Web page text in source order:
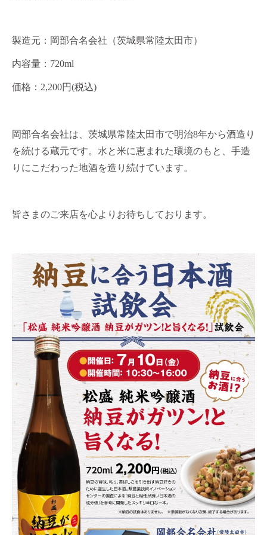
製造元：岡部合名会社（茨城県常陸太田市）
内容量：720ml
価格：2,200円(税込)
岡部合名会社は、茨城県常陸太田市で明治8年から酒造り
を続ける蔵元です。水と米に恵まれた環境のもと、手造
りにこだわった地酒を造り続けています。
皆さまのご来店を心よりお待ちしております。